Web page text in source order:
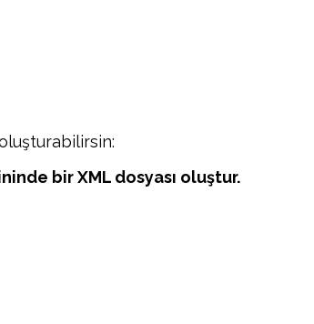
bir XML dosyası oluştur.